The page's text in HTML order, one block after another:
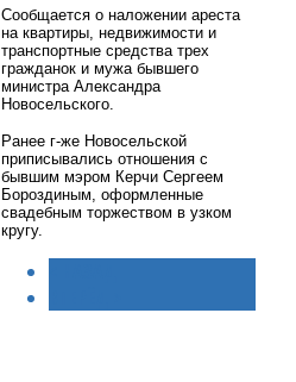
Сообщается о наложении ареста
на квартиры, недвижимости и
транспортные средства трех
гражданок и мужа бывшего
министра Александра
Новосельского.
Ранее г-же Новосельской
приписывались отношения с
бывшим мэром Керчи Сергеем
Бороздиным, оформленные
свадебным торжеством в узком
кругу.